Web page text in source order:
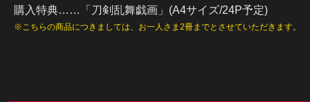
購入特典……「刀剣乱舞戯画」(A4サイズ/24P予定)
こちらの商品につきましては、お一人さま2冊までとさせていただきます。